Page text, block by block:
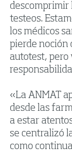
descomprimir
testeos.
los médicos
pierde noción
autotest, pero
«La ANMAT
desde las
a estar
se centralizó
como